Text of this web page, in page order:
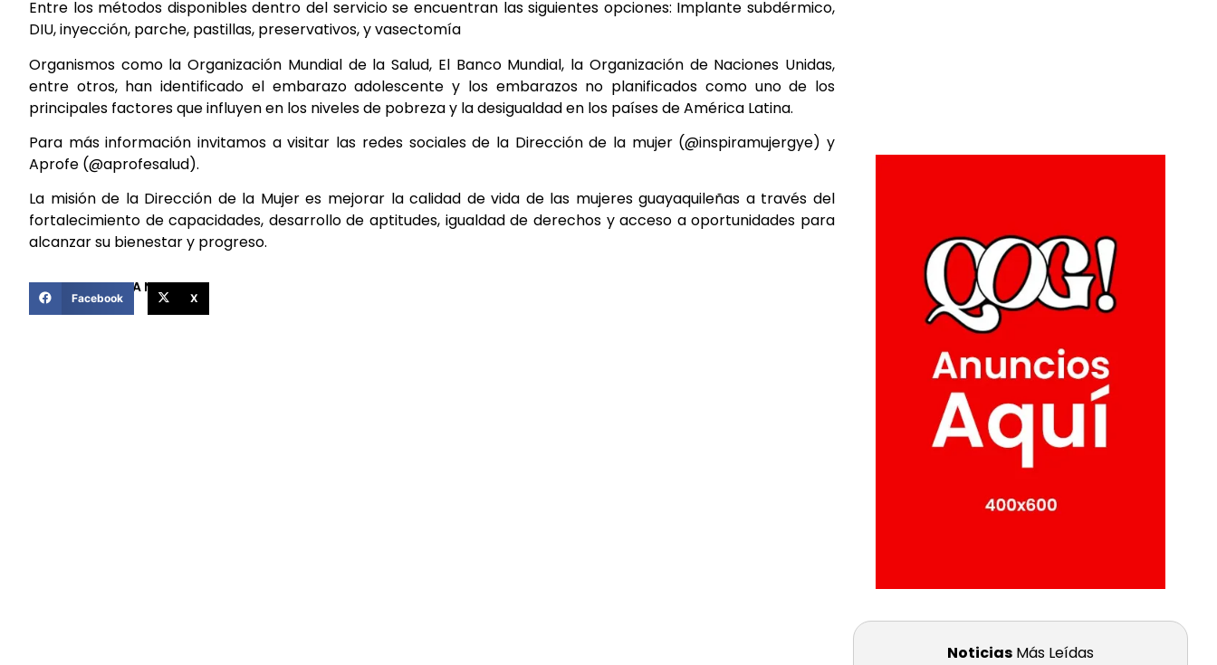
Entre los métodos disponibles dentro del servicio se encuentran las siguientes opciones: Implante subdérmico,
DIU, inyección, parche, pastillas, preservativos, y vasectomía
Organismos como la Organización Mundial de la Salud, El Banco Mundial, la Organización de Naciones Unidas,
entre otros, han identificado el embarazo adolescente y los embarazos no planificados como uno de los
principales factores que influyen en los niveles de pobreza y la desigualdad en los países de América Latina.
Para más información invitamos a visitar las redes sociales de la Dirección de la mujer (@inspiramujergye) y
Aprofe (@aprofesalud).
La misión de la Dirección de la Mujer es mejorar la calidad de vida de las mujeres guayaquileñas a través del
fortalecimiento de capacidades, desarrollo de aptitudes, igualdad de derechos y acceso a oportunidades para
alcanzar su bienestar y progreso.
COMPARTIR ESTA NOTICIA
Facebook X
Noticias Más Leídas